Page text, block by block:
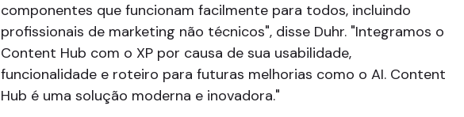
componentes que funcionam facilmente para todos, incluindo
profissionais de marketing não técnicos", disse Duhr. "Integramos o
Content Hub com o XP por causa de sua usabilidade,
funcionalidade e roteiro para futuras melhorias como o AI. Content
Hub é uma solução moderna e inovadora."